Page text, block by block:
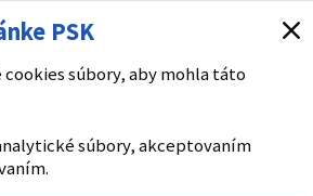
PSK
súbory, aby mohla táto
súbory, akceptovaním